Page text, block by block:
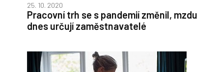
25. 10. 2020
Pracovní trh se s pandemií změnil, mzdu
dnes určují zaměstnavatelé